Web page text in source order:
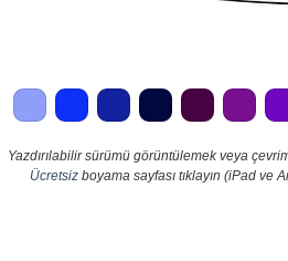
Yazdırılabilir sürümü görüntülemek veya
Ücretsizboyama sayfası tıklayın (iPad ve